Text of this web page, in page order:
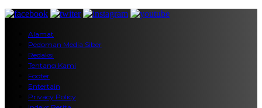
Alamat
Pedoman Media Siber
Redaksi
Tentang Kami
Footer
Entertain
Privacy Policy